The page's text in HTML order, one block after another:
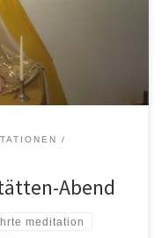
zur Verfügung, denn
sich sehr gut, […]
Abend
meditation